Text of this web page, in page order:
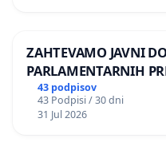
ZAHTEVAMO JAVNI
PARLAMENTARNIH
ILEGALNI TRGOVINI Z
43 podpisov
43 Podpisi / 30 dni
31 Jul 2026